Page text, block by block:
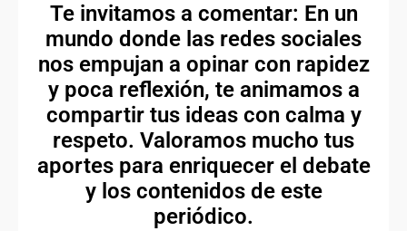
Te invitamos a comentar: En un
mundo donde las redes sociales
nos empujan a opinar con rapidez
y poca reflexión, te animamos a
compartir tus ideas con calma y
respeto. Valoramos mucho tus
aportes para enriquecer el debate
y los contenidos de este
periódico.